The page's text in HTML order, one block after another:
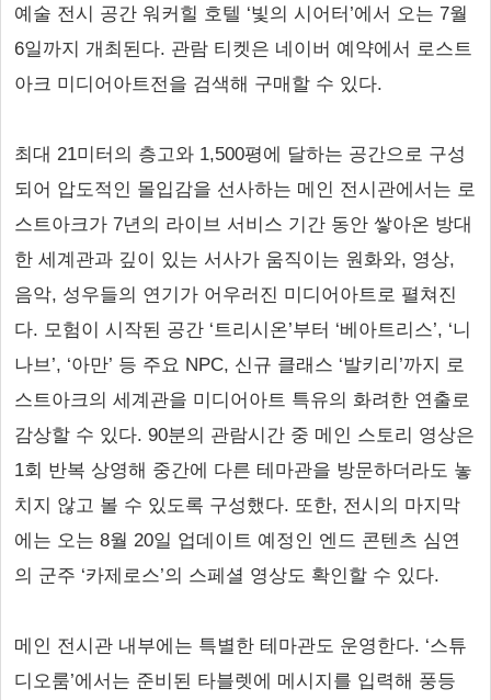
예술 전시 공간 워커힐 호텔 ‘빛의 시어터’에서 오는 7월
6일까지 개최된다. 관람 티켓은 네이버 예약에서 로스트
아크 미디어아트전을 검색해 구매할 수 있다.
최대 21미터의 층고와 1,500평에 달하는 공간으로 구성
되어 압도적인 몰입감을 선사하는 메인 전시관에서는 로
스트아크가 7년의 라이브 서비스 기간 동안 쌓아온 방대
한 세계관과 깊이 있는 서사가 움직이는 원화와, 영상,
음악, 성우들의 연기가 어우러진 미디어아트로 펼쳐진
다. 모험이 시작된 공간 ‘트리시온’부터 ‘베아트리스’, ‘니
나브’, ‘아만’ 등 주요 NPC, 신규 클래스 ‘발키리’까지 로
스트아크의 세계관을 미디어아트 특유의 화려한 연출로
감상할 수 있다. 90분의 관람시간 중 메인 스토리 영상은
1회 반복 상영해 중간에 다른 테마관을 방문하더라도 놓
치지 않고 볼 수 있도록 구성했다. 또한, 전시의 마지막
에는 오는 8월 20일 업데이트 예정인 엔드 콘텐츠 심연
의 군주 ‘카제로스’의 스페셜 영상도 확인할 수 있다.
메인 전시관 내부에는 특별한 테마관도 운영한다. ‘스튜
디오룸’에서는 준비된 타블렛에 메시지를 입력해 풍등